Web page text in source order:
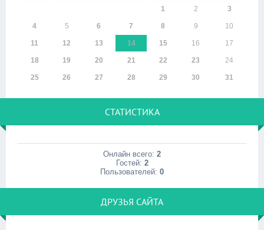
1 2 3
4 5 6 7 8 9 10
11 12 13 14 15 16 17
18 19 20 21 22 23 24
25 26 27 28 29 30 31
СТАТИСТИКА
Онлайн всего: 2
Гостей: 2
Пользователей: 0
ДРУЗЬЯ САЙТА